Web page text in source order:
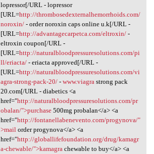
lopressor[/URL - lopressor
[URL=http://thrombosedexternalhemorrhoids.com/
noroxin/- order noroxin caps online u.k[/URL -
[URL=http://advantagecarpetca.com/eltroxin/-
eltroxin coupon[/URL -
[URL=http://naturalbloodpressuresolutions.com/pi
ll/eriacta/- eriacta approved[/URL -
[URL=http://naturalbloodpressuresolutions.com/vi
agra-strong-pack-20/- www.viagrastrong pack
20.com[/URL - diabetics <a
href="http://naturalbloodpressuresolutions.com/pr
obalan/">purchase500mg probalan</a> <a
href="http://fontanellabenevento.com/progynova/"
>mailorder progynova</a> <a
href="http://globallifefoundation.org/drug/kamagr
a-chewable/">kamagrachewable to buy</a> <a